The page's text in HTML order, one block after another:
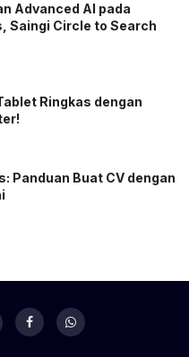
Advanced AI pada
Saingi Circle to Search
Ringkas dengan
Panduan Buat CV dengan